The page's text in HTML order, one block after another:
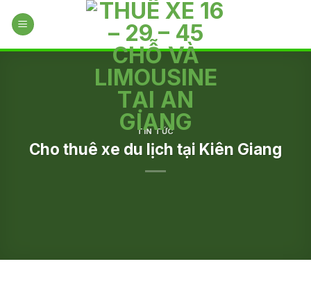
TIN TỨC
Cho thuê xe du lịch tại Kiên Giang